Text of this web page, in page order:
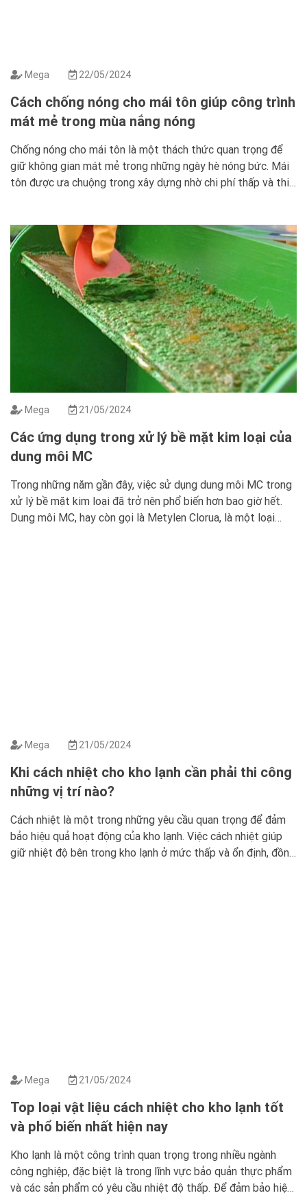
Mega 22/05/2024
Cách chống nóng cho mái tôn giúp công trình
mát mẻ trong mùa nắng nóng
Chống nóng cho mái tôn là một thách thức quan trọng để
giữ không gian mát mẻ trong những ngày hè nóng bức. Mái
tôn được ưa chuộng trong xây dựng nhờ chi phí thấp và thi
Mega 21/05/2024
Các ứng dụng trong xử lý bề mặt kim loại của
dung môi MC
Trong những năm gần đây, việc sử dụng dung môi MC trong
xử lý bề mặt kim loại đã trở nên phổ biến hơn bao giờ hết.
Dung môi MC, hay còn gọi là Metylen Clorua, là một loại
Mega 21/05/2024
Khi cách nhiệt cho kho lạnh cần phải thi công
những vị trí nào?
Cách nhiệt là một trong những yêu cầu quan trọng để đảm
bảo hiệu quả hoạt động của kho lạnh. Việc cách nhiệt giúp
giữ nhiệt độ bên trong kho lạnh ở mức thấp và ổn định, đồng
Mega 21/05/2024
Top loại vật liệu cách nhiệt cho kho lạnh tốt
và phổ biến nhất hiện nay
Kho lạnh là một công trình quan trọng trong nhiều ngành
công nghiệp, đặc biệt là trong lĩnh vực bảo quản thực phẩm
và các sản phẩm có yêu cầu nhiệt độ thấp. Để đảm bảo hiệu